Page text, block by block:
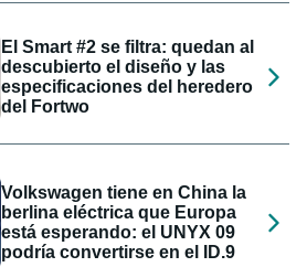
El Smart #2 se filtra: quedan al
descubierto el diseño y las
especificaciones del heredero
del Fortwo
Volkswagen tiene en China la
berlina eléctrica que Europa
está esperando: el UNYX 09
podría convertirse en el ID.9